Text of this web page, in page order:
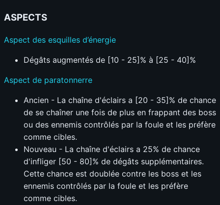
ASPECTS
Aspect des esquilles d’énergie
Dégâts augmentés de [10 - 25]% à [25 - 40]%
Aspect de paratonnerre
Ancien - La chaîne d'éclairs a [20 - 35]% de chance
de se chaîner une fois de plus en frappant des boss
ou des ennemis contrôlés par la foule et les préfère
comme cibles.
Nouveau - La chaîne d'éclairs a 25% de chance
d'infliger [50 - 80]% de dégâts supplémentaires.
Cette chance est doublée contre les boss et les
ennemis contrôlés par la foule et les préfère
comme cibles.